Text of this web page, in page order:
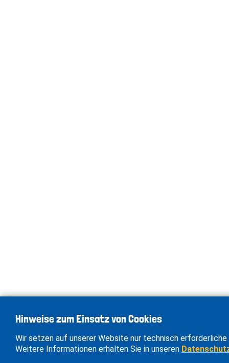
Hinweise zum Einsatz von Cookies
Wir setzen auf unserer Website nur technisch erforderliche
Weitere Informationen erhalten Sie in unseren